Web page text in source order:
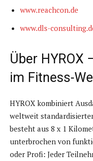
www.reachcon.de
www.dls-
Über HYROX
im Fitness-
HYROX kombiniert
weltweit
besteht aus 8 x 1
unterbrochen von
oder Profi: Jeder